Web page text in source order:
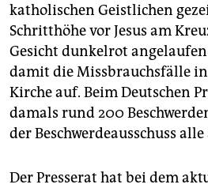
katholischen Geistlichen
Schritthöhe vor Jesus am
Gesicht dunkelrot
damit die Missbrauchsfälle
Kirche auf. Beim Deutschen
damals rund 200
der Beschwerdeausschuss
Der Presserat hat bei dem